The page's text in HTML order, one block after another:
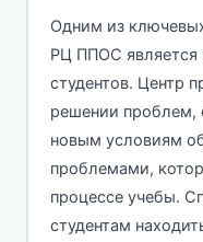
Одним из
РЦ ППОС является
студентов. Центр
решении проблем,
новым условиям
проблемами,
процессе учебы.
студентам